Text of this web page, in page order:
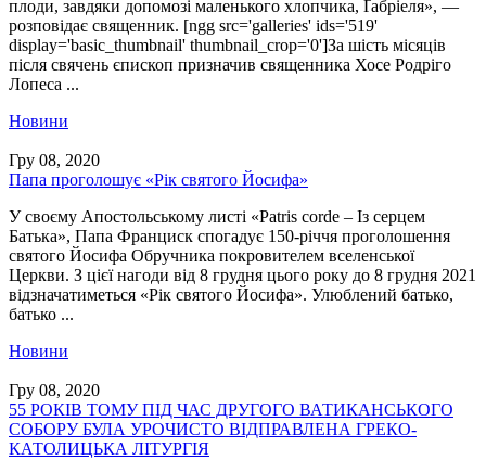
плоди, завдяки допомозі маленького хлопчика, Ґабріеля», —
розповідає священник. [ngg src='galleries' ids='519'
display='basic_thumbnail' thumbnail_crop='0']За шість місяців
після свячень єпископ призначив священника Хосе Родріго
Лопеса ...
Новини
Гру 08, 2020
Папа проголошує «Рік святого Йосифа»
У своєму Апостольському листі «Patris corde – Із серцем
Батька», Папа Франциск спогадує 150-річчя проголошення
святого Йосифа Обручника покровителем вселенської
Церкви. З цієї нагоди від 8 грудня цього року до 8 грудня 2021
відзначатиметься «Рік святого Йосифа». Улюблений батько,
батько ...
Новини
Гру 08, 2020
55 РОКІВ ТОМУ ПІД ЧАС ДРУГОГО ВАТИКАНСЬКОГО
СОБОРУ БУЛА УРОЧИСТО ВІДПРАВЛЕНА ГРЕКО-
КАТОЛИЦЬКА ЛІТУРГІЯ